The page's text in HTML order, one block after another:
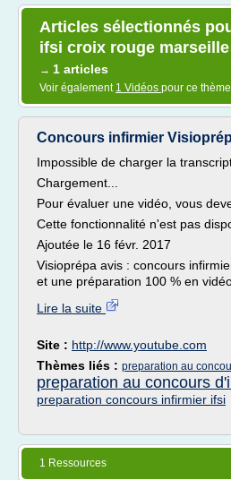
Articles sélectionnés
ifsi croix rouge marseille
→ 1 articles
Voir également 1 Vidéos pour ce thème
Concours infirmier
Impossible de charger la
Chargement...
Pour évaluer une vidéo, vous
Cette fonctionnalité n'est pas
Ajoutée le 16 févr. 2017
Visioprépa avis : concours
et une préparation 100 % en
Lire la suite
Site : http://www.youtube.com
Thèmes liés : preparation au
preparation au concours
preparation concours infirmier ifsi
1 Ressources